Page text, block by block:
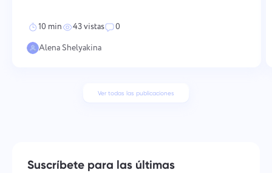
10 min 43 vistas
0
Alena Shelyakina
Ver todas las publicaciones
Suscríbete para las últimas